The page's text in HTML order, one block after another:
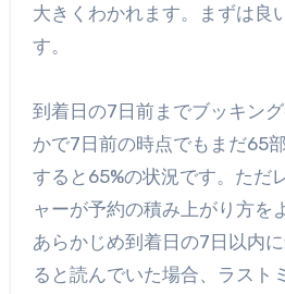
大きくわかれます。まずは良
す。
到着日の7日前までブッキン
かで7日前の時点でもまだ65
すると65%の状況です。ただ
ャーが予約の積み上がり方を
あらかじめ到着日の7日以内
ると読んでいた場合、ラスト